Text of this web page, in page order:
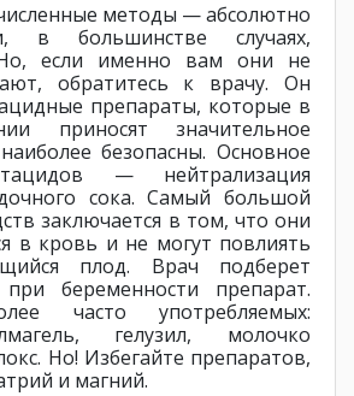
методы — абсолютно
в большинстве случаях,
если именно вам они не
обратитесь к врачу. Он
препараты, которые в
приносят значительное
безопасны. Основное
— нейтрализация
сока. Самый большой
заключается в том, что они
в кровь и не могут повлиять
плод. Врач подберет
беременности препарат.
часто употребляемых:
гелузил, молочко
Но! Избегайте препаратов,
и магний.